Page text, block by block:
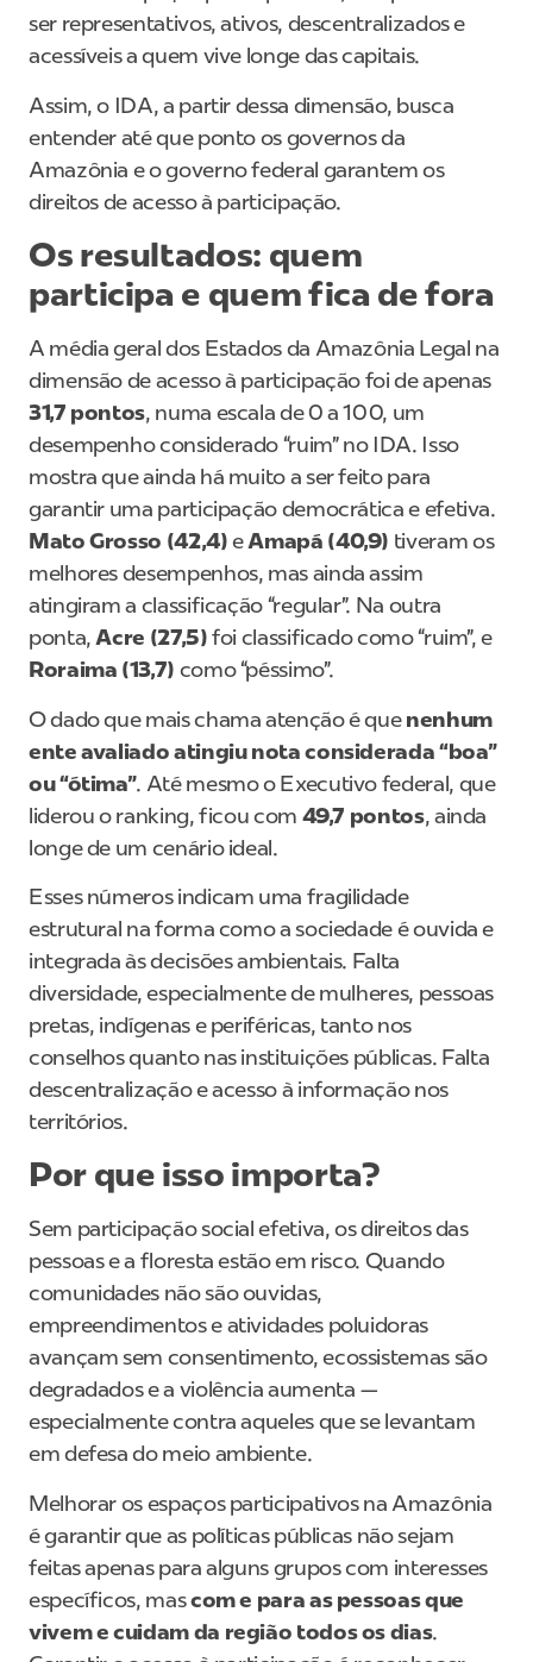
ser representativos, ativos, descentralizados e
acessíveis a quem vive longe das capitais.
Assim, o IDA, a partir dessa dimensão, busca
entender até que ponto os governos da
Amazônia e o governo federal garantem os
direitos de acesso à participação.
Os resultados: quem
participa e quem fica de fora
A média geral dos Estados da Amazônia Legal na
dimensão de acesso à participação foi de apenas
31,7 pontos, numa escala de 0 a 100, um
desempenho considerado “ruim” no IDA. Isso
mostra que ainda há muito a ser feito para
garantir uma participação democrática e efetiva.
Mato Grosso (42,4)eAmapá (40,9) tiveram os
melhores desempenhos, mas ainda assim
atingiram a classificação “regular”. Na outra
ponta,Acre (27,5)foi classificado como “ruim”, e
Roraima (13,7) como “péssimo”.
O dado que mais chama atenção é quenenhum
ente avaliado atingiu nota considerada “boa”
ou “ótima”. Até mesmo o Executivo federal, que
liderou o ranking, ficou com 49,7 pontos, ainda
longe de um cenário ideal.
Esses números indicam uma fragilidade
estrutural na forma como a sociedade é ouvida e
integrada às decisões ambientais. Falta
diversidade, especialmente de mulheres, pessoas
pretas, indígenas e periféricas, tanto nos
conselhos quanto nas instituições públicas. Falta
descentralização e acesso à informação nos
territórios.
Por que isso importa?
Sem participação social efetiva, os direitos das
pessoas e a floresta estão em risco. Quando
comunidades não são ouvidas,
empreendimentos e atividades poluidoras
avançam sem consentimento, ecossistemas são
degradados e a violência aumenta —
especialmente contra aqueles que se levantam
em defesa do meio ambiente.
Melhorar os espaços participativos na Amazônia
é garantir que as políticas públicas não sejam
feitas apenas para alguns grupos com interesses
específicos, mascom e para as pessoas que
vivem e cuidam da região todos os dias.